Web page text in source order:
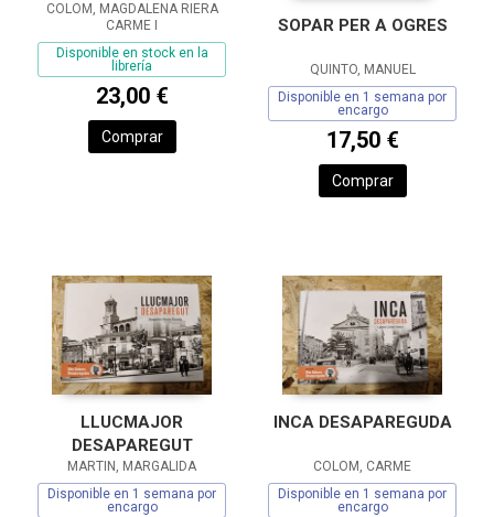
COLOM, MAGDALENA RIERA
CARME I
Disponible en stock en la
librería
23,00 €
Comprar
SOPAR PER A OGRES
QUINTO, MANUEL
Disponible en 1 semana por
encargo
17,50 €
Comprar
LLUCMAJOR
DESAPAREGUT
MARTIN, MARGALIDA
Disponible en 1 semana por
encargo
INCA DESAPAREGUDA
COLOM, CARME
Disponible en 1 semana por
encargo